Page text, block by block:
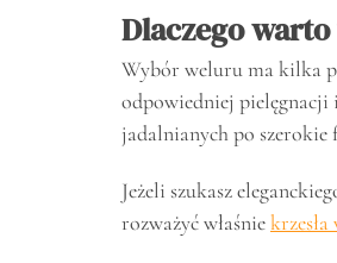
Dlaczego
Wybór weluru ma kilka
odpowiedniej pielęgnacji
jadalnianych po
Jeżeli szukasz
rozważyć właśnie